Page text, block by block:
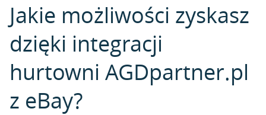
Jakie możliwości zyskasz
dzięki integracji
hurtowni AGDpartner.pl
z eBay?